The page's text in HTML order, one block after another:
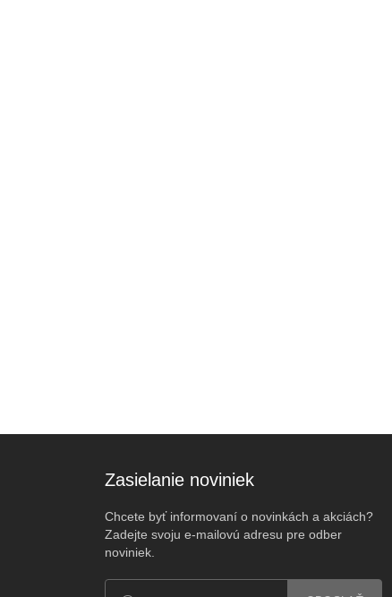
Zasielanie noviniek
Chcete byť informovaní o novinkách a akciách?
Zadejte svoju e-mailovú adresu pre odber
noviniek.